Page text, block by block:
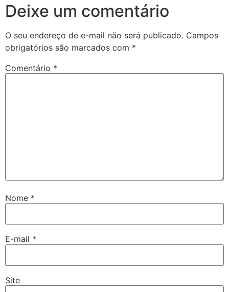
Deixe um comentário
O seu endereço de e-mail não será publicado. Campos
obrigatórios são marcados com *
Comentário *
Nome *
E-mail *
Site